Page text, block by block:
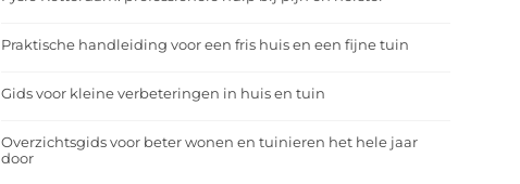
Praktische handleiding voor een fris huis en een fijne tuin
Gids voor kleine verbeteringen in huis en tuin
Overzichtsgids voor beter wonen en tuinieren het hele jaar
door